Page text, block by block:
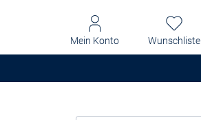
Mein Konto Wunschliste